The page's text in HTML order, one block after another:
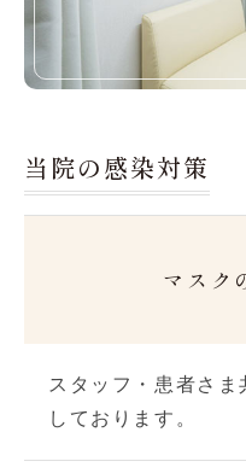
当院の感染対策
マスク
スタッフ・患者さ
しております。